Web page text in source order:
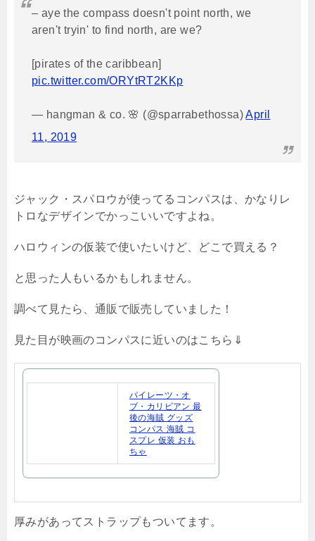
– aye the compass doesn't point north, we
aren't tryin' to find north, are we?
[pirates of the caribbean]
pic.twitter.com/ORYtRT2KKp
— hangman & co. 🌸 (@sparrabethossa)April
11, 2019
ジャック・スパロウが使ってるコンパスは、かなりレ
トロなデザインでかっこいいですよね。
ハロウィンの仮装で使いたいけど、どこで買える？
と思った人もいるかもしれません。
調べて見たら、通販で販売していました！
見た目が映画のコンパスに近いのはこちら⇓
パイレーツ・オ
ブ・カリビアン 最
後の海賊 グッズ
コンパス 海賊 コ
スプレ 仮装 おも
ちゃ
厚みがあってストラップもついてます。